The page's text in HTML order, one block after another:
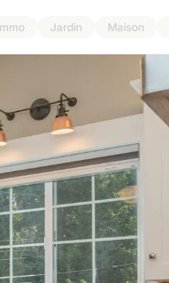
Jardin Maison